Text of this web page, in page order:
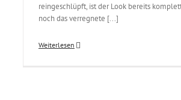
reingeschlüpft, ist der Look bereits
noch das verregnete [...]
Weiterlesen